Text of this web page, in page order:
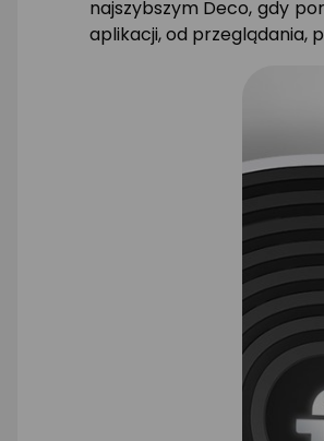
najszybszym Deco, gdy
aplikacji, od przeglądania,